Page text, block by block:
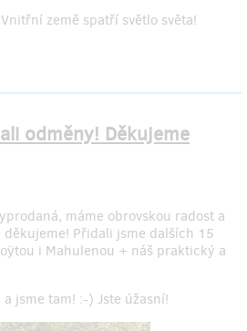
země spatří světlo světa!
odměny! Děkujeme
máme obrovskou radost a
děkujeme! Přidali jsme dalších 15
i Mahulenou + náš praktický a
jsme tam! :-) Jste úžasní!